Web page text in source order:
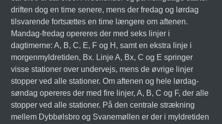
driften dog en time senere, mens der fredag og lørdag
tilsvarende fortsættes en time længere om aftenen.
Mandag-fredag opereres der med seks linjer i
dagtimerne: A, B, C, E, F og H, samt en ekstra linje i
morgenmyldretiden, Bx. Linje A, Bx, C og E springer
visse stationer over undervejs, mens de øvrige linjer
stopper ved alle stationer. Om aftenen og hele lørdag-
søndag opereres der med fire linjer, A, B, C og F, der alle
stopper ved alle stationer. På den centrale strækning
mellem Dybbølsbro og Svanemøllen er der i myldretiden